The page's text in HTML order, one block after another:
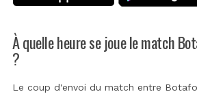
À quelle heure se joue le match
?
Le coup d'envoi du match entre